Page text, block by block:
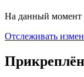
На данный момент
Отслеживать